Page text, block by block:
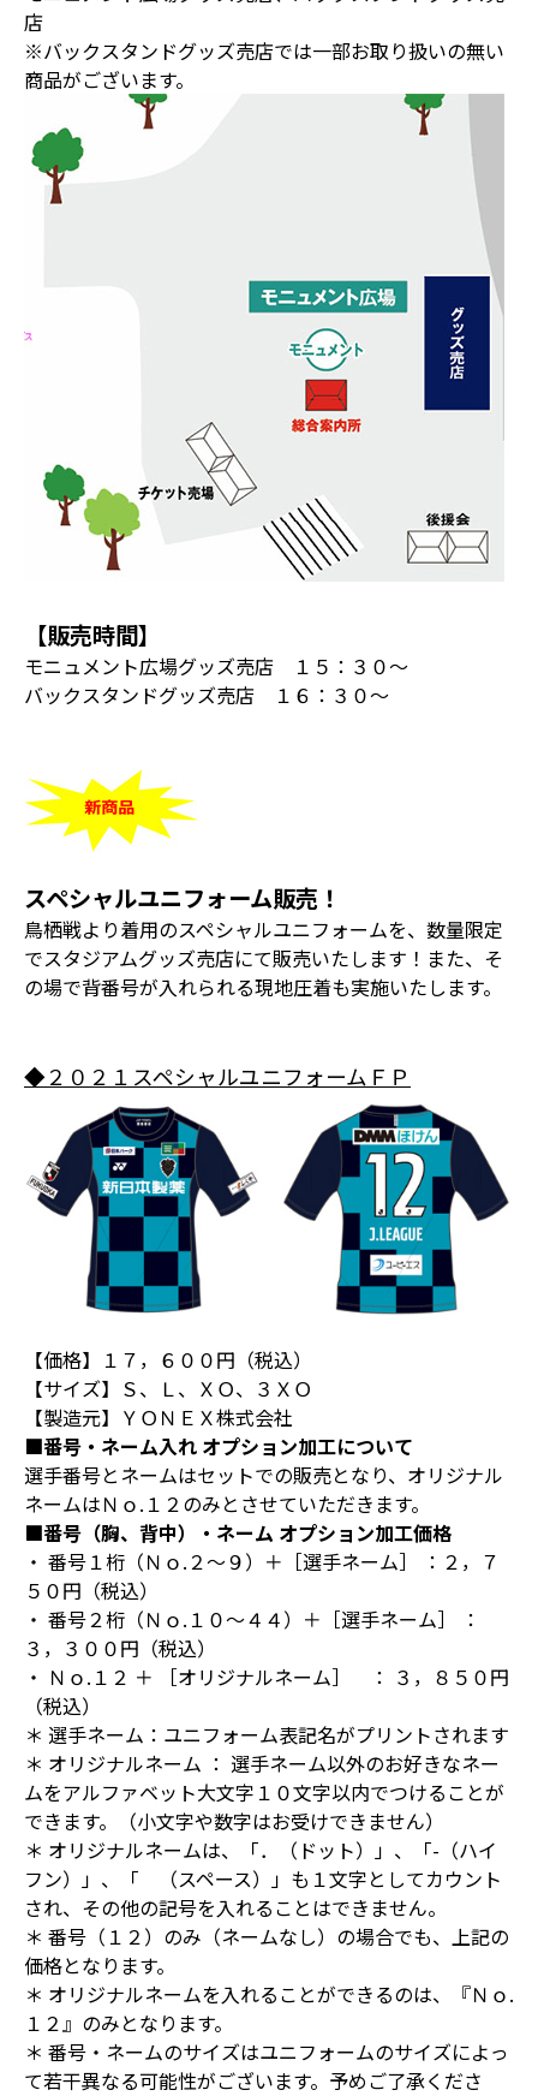
店
※バックスタンドグッズ売店では一部お取り扱いの無い
商品がございます。
【販売時間】
モニュメント広場グッズ売店 １５：３０～
バックスタンドグッズ売店 １６：３０～
スペシャルユニフォーム販売！
鳥栖戦より着用のスペシャルユニフォームを、数量限定
でスタジアムグッズ売店にて販売いたします！また、そ
の場で背番号が入れられる現地圧着も実施いたします。
◆２０２１スペシャルユニフォームＦＰ
【価格】１７，６００円（税込）
【サイズ】Ｓ、Ｌ、ＸＯ、３ＸＯ
【製造元】ＹＯＮＥＸ株式会社
■番号・ネーム入れ オプション加工について
選手番号とネームはセットでの販売となり、オリジナル
ネームはＮｏ.１２のみとさせていただきます。
■番号（胸、背中）・ネーム オプション加工価格
・ 番号１桁（Ｎｏ.２～９）＋［選手ネーム］ ：２，７
５０円（税込）
・ 番号２桁（Ｎｏ.１０～４４）＋［選手ネーム］ ：
３，３００円（税込）
・ Ｎｏ.１２ ＋ ［オリジナルネーム］ ： ３，８５０円
（税込）
＊ 選手ネーム：ユニフォーム表記名がプリントされます
＊ オリジナルネーム ： 選手ネーム以外のお好きなネー
ムをアルファベット大文字１０文字以内でつけることが
できます。（小文字や数字はお受けできません）
＊ オリジナルネームは、「．（ドット）」、「-（ハイ
フン）」、「 （スペース）」も１文字としてカウント
され、その他の記号を入れることはできません。
＊ 番号（１２）のみ（ネームなし）の場合でも、上記の
価格となります。
＊ オリジナルネームを入れることができるのは、『Ｎｏ.
１２』のみとなります。
＊ 番号・ネームのサイズはユニフォームのサイズによっ
て若干異なる可能性がございます。予めご了承くださ